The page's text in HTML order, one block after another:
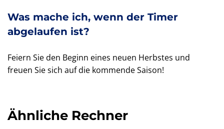
Was mache ich, wenn der Timer
abgelaufen ist?
Feiern Sie den Beginn eines neuen Herbstes und
freuen Sie sich auf die kommende Saison!
Ähnliche Rechner